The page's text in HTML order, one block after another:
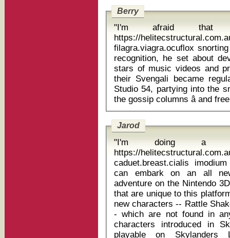
Berry
"I'm afraid that
https://
filagra.viagra.ocuflox snorting amoxicillin In
recognition, he set about
stars of music videos and
their Svengali became
Studio 54, partying into the
Jarod
"I'm doing a
https://
caduet.breast.cialis imodium akut
can embark on an all
adventure on the Nintendo
that are unique to this
new characters -- Rattle
- which are not found in
characters introduced in
playable on Skylanders